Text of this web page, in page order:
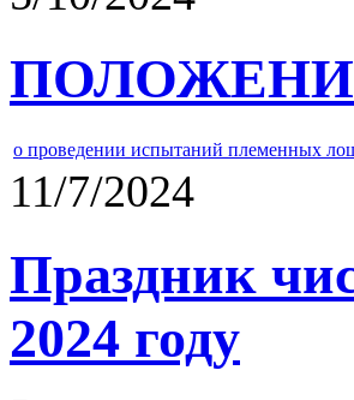
о проведении испытаний племенных
11/7/2024
Праздник
2024 году